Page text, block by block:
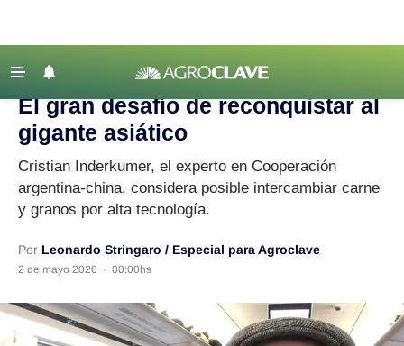
Agricultura
Lechería
Tecnología
Maquinaria agrícola
Agenda
Regionales
Clima
‹ VOLVER
Agroclave
El gran desafío de reconquistar al
gigante asiático
Cristian Inderkumer, el experto en Cooperación
argentina-china, considera posible intercambiar carne
y granos por alta tecnología.
Por Leonardo Stringaro / Especial para Agroclave
2 de mayo 2020 · 00:00hs